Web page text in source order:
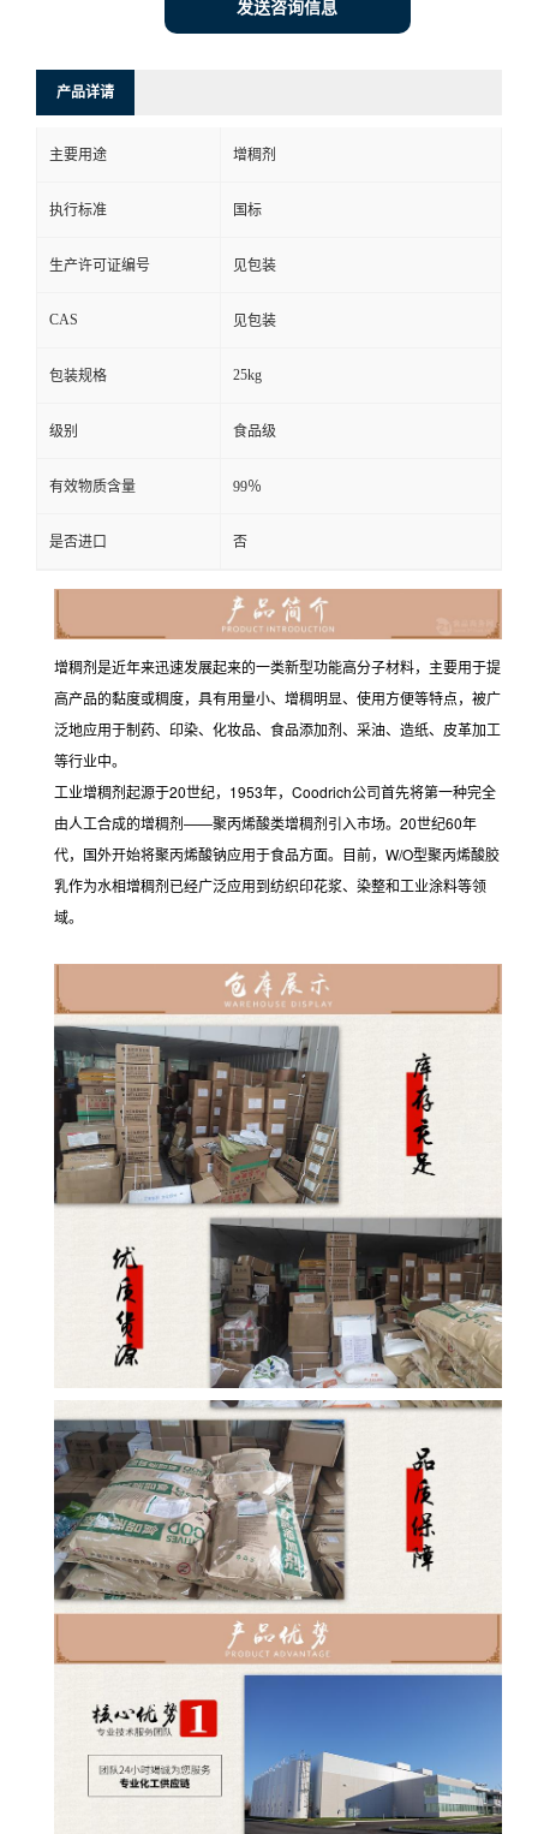
发送咨询信息
产品详请
主要用途 增稠剂
执行标准 国标
生产许可证编号 见包装
CAS 见包装
包装规格 25kg
级别 食品级
有效物质含量 99％
是否进口 否
增稠剂是近年来迅速发展起来的一类新型功能高分子材料，主要用于提
高产品的黏度或稠度，具有用量小、增稠明显、使用方便等特点，被广
泛地应用于制药、印染、化妆品、食品添加剂、采油、造纸、皮革加工
等行业中。
工业增稠剂起源于20世纪，1953年，Coodrich公司首先将第一种完全
由人工合成的增稠剂——聚丙烯酸类增稠剂引入市场。20世纪60年
代，国外开始将聚丙烯酸钠应用于食品方面。目前，W/O型聚丙烯酸胶
乳作为水相增稠剂已经广泛应用到纺织印花浆、染整和工业涂料等领
域。